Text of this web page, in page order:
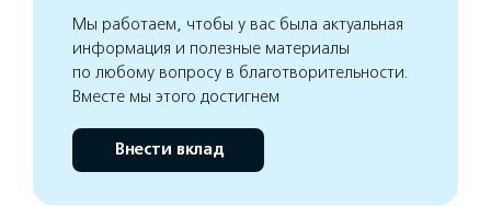
Мы работаем, чтобы у вас была актуальная
информация и полезные материалы
по любому вопросу в благотворительности.
Вместе мы этого достигнем
Внести вклад